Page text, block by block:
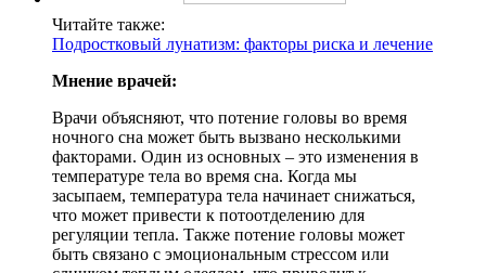
Читайте также:
Подростковый лунатизм: факторы риска и лечение
Мнение врачей:
Врачи объясняют, что потение головы во время
ночного сна может быть вызвано несколькими
факторами. Один из основных – это изменения в
температуре тела во время сна. Когда мы
засыпаем, температура тела начинает снижаться,
что может привести к потоотделению для
регуляции тепла. Также потение головы может
быть связано с эмоциональным стрессом или